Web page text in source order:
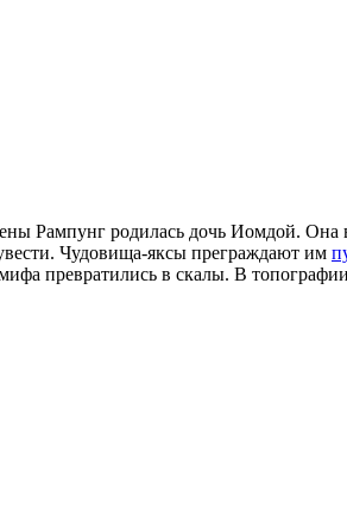
Рампунг родилась дочь Иомдой.
Чудовища-яксы преграждают им
превратились в скалы. В